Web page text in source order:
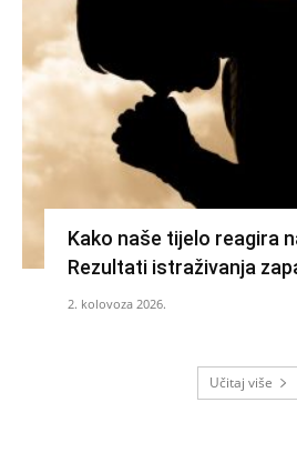
Kako naše tijelo reagira
Rezultati istraživanja
2. kolovoza 2026.
Učitaj više